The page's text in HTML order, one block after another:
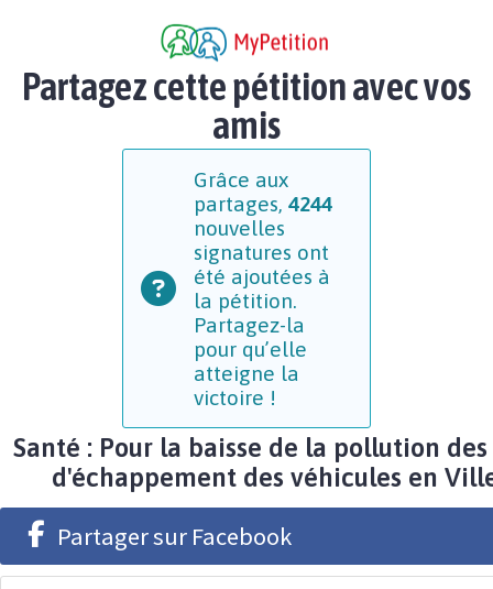
Partagez cette pétition avec vos
amis
Grâce aux
partages, 4244
nouvelles
signatures ont
été ajoutées à
la pétition.
Partagez-la
pour qu’elle
atteigne la
victoire !
Santé : Pour la baisse de la pollution
d'échappement des véhicules en
Partager sur Facebook